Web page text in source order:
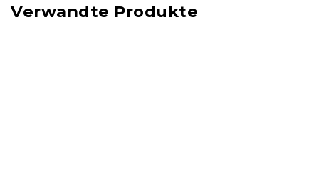
Verwandte Produkte